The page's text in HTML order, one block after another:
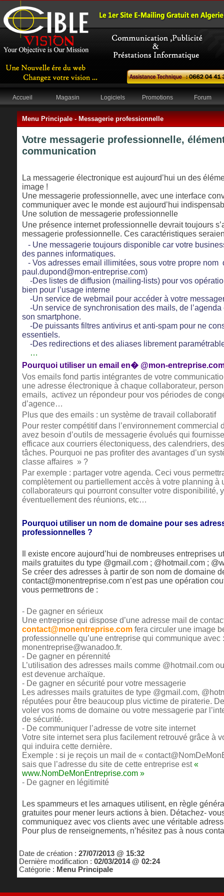
Accueil Magasin Logiciels Promotions Forum
Menu Principale -Messagerie professionnelle
Votre messagerie professionnelle,
communication
La messagerie électronique est aujourd’hui un des
image !
Une messagerie professionnelle, avec une interface
communiquer avec le monde est aujourd’hui
Une solution de messagerie professionnelle
Une présence internet professionnelle devrait toujours
messagerie professionnelle. Ces caractéristiques
- Une messagerie toujours disponible car votre
des pannes informatiques.
- Vos adresses email illimitées, sous votre propre nom
paul.dupond@mon-entreprise.com)
-Des listes de diffusion (mailing-lists) pour vos
bien pour l’usage interne
-Un service de webmail pour accéder à votre
-Un service de synchronisation des mails, de l’agenda
son smartphone.
-De puissants filtres antivirus et anti-spam pour ne
essentiels.
-Des redirections et des aliases librement
…
Pourquoi utiliser un email en� @mon-
Vos emails fond partis intégrantes de votre
une adresse électronique à chaque collaborateur,
emails, activez un répondeur pour vos périodes de
d’agence…
Plus que des emails : un système de travail collaboratif
Pour rester compétitif dans l’environnement commercial
avez besoin d’outils de messagerie évolués qui
efficace aux courriers électoniquess, des calendriers,
tâches. Pourquoi ne pas profiter des avantages d’un
classe affaires » ?
Par exemple : partager votre agenda. Ceci vous
complètement ou partiellement accès à votre planning à
collaborateurs qui pourront consulter votre disponibilité,
éventuellement des réunions, etc…
Pourquoi utiliser un nom de domaine pour ses
professionnelles ?
Il existe encore aujourd’hui de nombreuses entreprises
mails gratuites du type @gmail.com ; @hotmail.com ;
Se créer des adresses à partir de son nom de domaine
contact@monentreprise.com n’est pas une opération
vous permettrons de :
- De gagner en sérieux
Une entreprise qui dispose d’une adresse mail de
contact@monentreprise.com fera circuler une image
professionnelle qu’une entreprise qui communique avec :
monentreprise@wanadoo.fr.
- De gagner en pérennité
L’utilisation des adresses mails comme @hotmail.com
est devenue archaïque.
- De gagner en sécurité pour votre messagerie
Les adresses mails gratuites de type @gmail.com,
réputées pour être beaucoup plus victime de piraterie.
voler vos noms de domaine ou votre messagerie par
de sécurité.
- De communiquer l’adresse de votre site internet
Votre site internet sera plus facilement retrouvé grâce à
qui induira cette dernière.
Exemple : si je reçois un mail de «
sais que l’adresse du site de cette entreprise est«
www.NomDeMonEntreprise.com »
- De gagner en légitimité
Les spammeurs et les arnaques utilisent, en règle
gratuites pour mener leurs actions à bien. Détachez-
communiquez avec vos clients avec une véritable
Pour plus de renseignements, n’hésitez pas à nous
Date de création : 27/07/2013 @ 15:32
Dernière modification : 02/03/2014 @ 02:24
Catégorie : Menu Principale